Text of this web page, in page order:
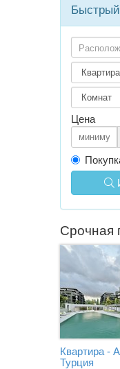
Цена
Срочная
Квартира -
Турция